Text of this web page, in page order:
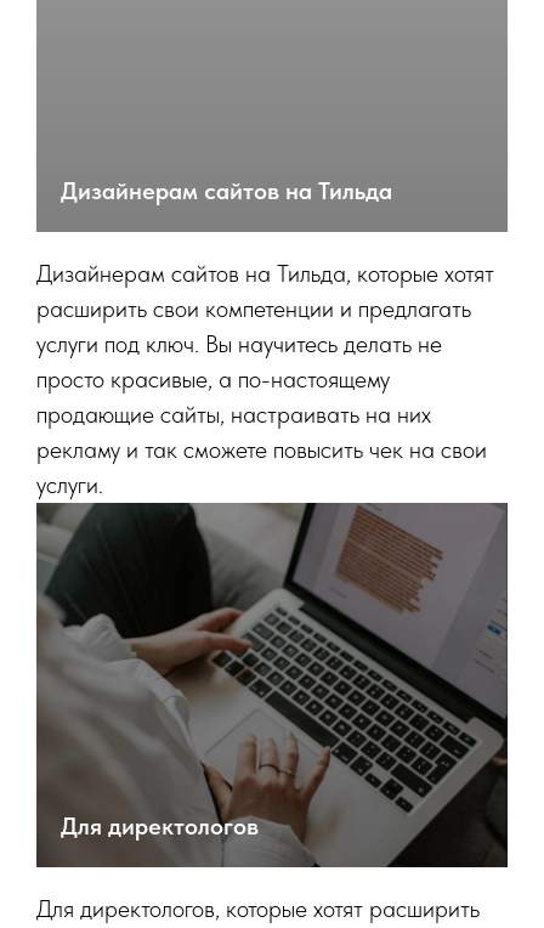
Дизайнерам сайтов на Тильда
Дизайнерам сайтов на Тильда, которые хотят
расширить свои компетенции и предлагать
услуги под ключ. Вы научитесь делать не
просто красивые, а по-настоящему
продающие сайты, настраивать на них
рекламу и так сможете повысить чек на свои
услуги.
Для директологов
Для директологов, которые хотят расширить